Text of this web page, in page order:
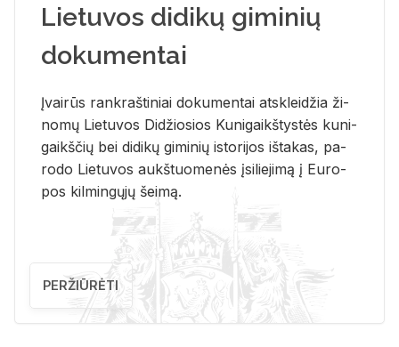
Lietuvos didikų giminių
dokumentai
Įvai­rūs rank­raš­ti­niai do­ku­men­tai at­sklei­džia ži­
no­mų Lie­tu­vos Di­džio­sios Ku­ni­gaikš­tys­tės ku­ni­
gaikš­čių bei di­di­kų gi­mi­nių is­to­ri­jos iš­ta­kas, pa­
ro­do Lie­tu­vos aukš­tuo­me­nės įsi­lie­ji­mą į Eu­ro­
pos kil­min­gų­jų šei­mą.
PERŽIŪRĖTI